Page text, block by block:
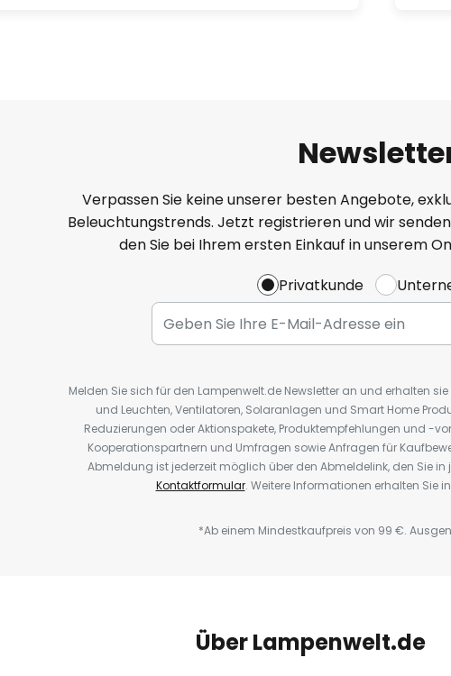
Verpassen Sie keine unserer besten Angebote,
Beleuchtungstrends. Jetzt registrieren und wir
den Sie bei Ihrem ersten Einkauf in unserem
Privatkunde
Melden Sie sich für den Lampenwelt.de Newsletter an und erhalten
und Leuchten, Ventilatoren, Solaranlagen und Smart Home
Reduzierungen oder Aktionspakete, Produktempfehlungen und -
Kooperationspartnern und Umfragen sowie Anfragen für
Abmeldung ist jederzeit möglich über den Abmeldelink, den Sie in
Kontaktformular. Weitere Informationen erhalten Sie
*Ab einem Mindestkaufpreis von 99 €.
Über Lampenwelt.de